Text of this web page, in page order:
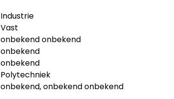
Industrie
Vast
onbekend onbekend
onbekend
onbekend
Polytechniek
onbekend, onbekend onbekend